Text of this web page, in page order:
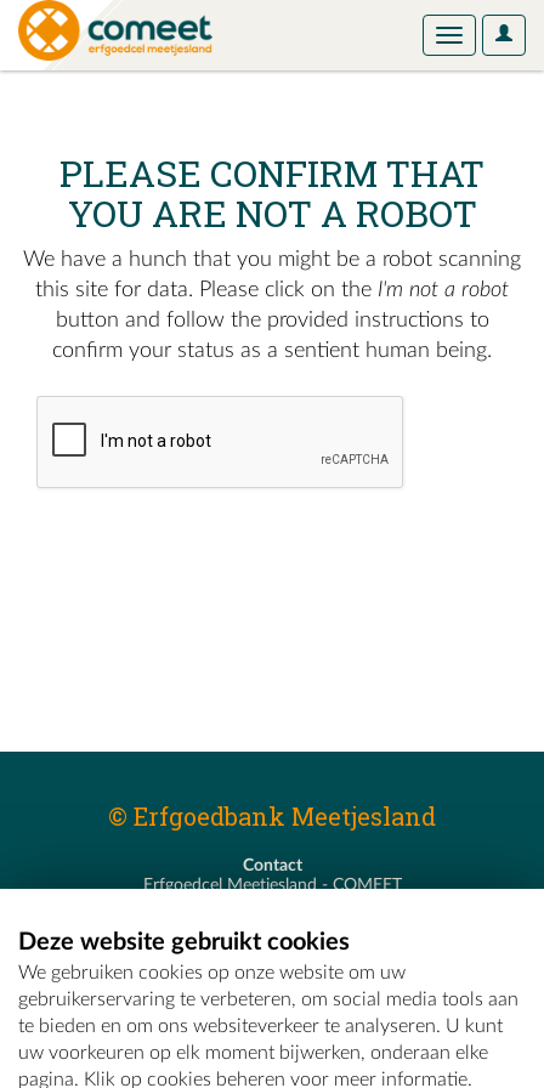
User
Toggle
PLEASE CONFIRM THAT
YOU ARE NOT A ROBOT
We have a hunch that you might be a robot scanning
this site for data. Please click on the I'm not a robot
button and follow the provided instructions to
confirm your status as a sentient human being.
© Erfgoedbank Meetjesland
Contact
Erfgoedcel Meetjesland - COMEET
T - 09 373 75 96
E -erfgoedcel@comeet.be
Deze website gebruikt cookies
We gebruiken cookies op onze website om uw
gebruikerservaring te verbeteren, om social media tools aan
te bieden en om ons websiteverkeer te analyseren. U kunt
uw voorkeuren op elk moment bijwerken, onderaan elke
pagina. Klik op cookies beheren voor meer informatie.